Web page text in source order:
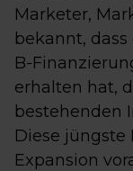
Marketer,
bekannt,
B-
erhalten hat,
bestehenden
Diese
Expansion